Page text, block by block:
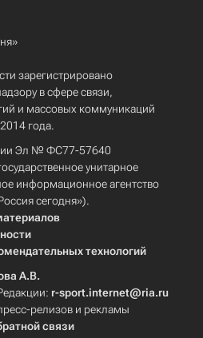
зарегистрировано
в сфере связи,
и массовых коммуникаций
года.
Эл № ФС77-57640
унитарное
информационное агентство
сегодня»).
технологий
А.В.
r-sport.internet@ria.ru
релизов и рекламы
связи